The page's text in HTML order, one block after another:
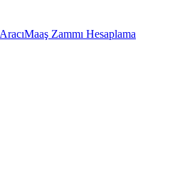
Maaş Zammı Hesaplama